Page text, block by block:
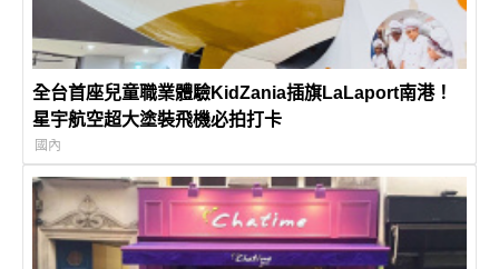
全台首座兒童職業體驗KidZania插旗LaLaport南港！
星宇航空超大塗裝飛機必拍打卡
國內